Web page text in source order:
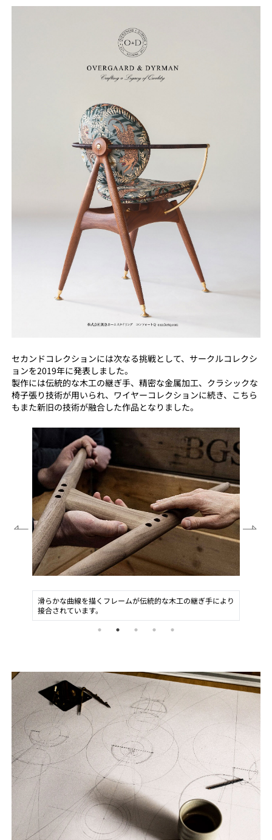
セカンドコレクションには次なる挑戦として、サークルコレクシ
ョンを2019年に発表しました。
製作には伝統的な木工の継ぎ手、精密な金属加工、クラシックな
椅子張り技術が用いられ、ワイヤーコレクションに続き、こちら
もまた新旧の技術が融合した作品となりました。
16mに及ぶレザーコードをアームレストに手作業で巻きつけ
ていきます。